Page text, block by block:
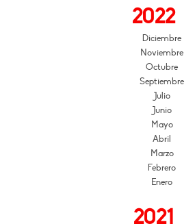
2022
Diciembre
Noviembre
Octubre
Septiembre
Julio
Junio
Mayo
Abril
Marzo
Febrero
Enero
2021